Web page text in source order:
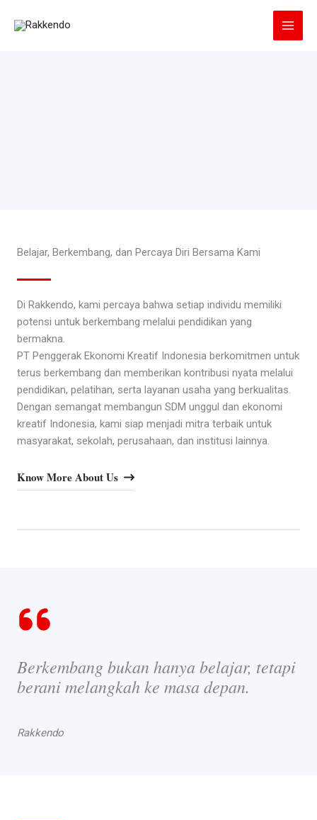
Belajar, Berkembang, dan Percaya Diri Bersama Kami
Di Rakkendo, kami percaya bahwa setiap individu memiliki
potensi untuk berkembang melalui pendidikan yang
bermakna.
PT Penggerak Ekonomi Kreatif Indonesia berkomitmen untuk
terus berkembang dan memberikan kontribusi nyata melalui
pendidikan, pelatihan, serta layanan usaha yang berkualitas.
Dengan semangat membangun SDM unggul dan ekonomi
kreatif Indonesia, kami siap menjadi mitra terbaik untuk
masyarakat, sekolah, perusahaan, dan institusi lainnya.
Know More About Us
Berkembang bukan hanya belajar, tetapi
berani melangkah ke masa depan.
Rakkendo